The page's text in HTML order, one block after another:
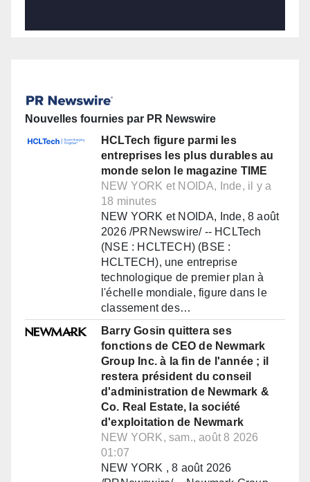
Nouvelles fournies par PR Newswire
HCLTech figure parmi les
entreprises les plus durables au
monde selon le magazine TIME
NEW YORK et NOIDA, Inde, il y a
18 minutes
NEW YORK et NOIDA, Inde, 8 août
2026 /PRNewswire/ -- HCLTech
(NSE : HCLTECH) (BSE :
HCLTECH), une entreprise
technologique de premier plan à
l'échelle mondiale, figure dans le
classement des…
Barry Gosin quittera ses
fonctions de CEO de Newmark
Group Inc. à la fin de l'année ; il
restera président du conseil
d'administration de Newmark &
Co. Real Estate, la société
d'exploitation de Newmark
NEW YORK, sam., août 8 2026
01:07
NEW YORK , 8 août 2026